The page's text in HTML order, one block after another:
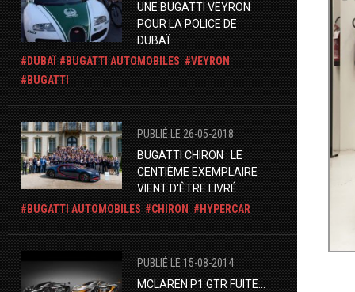
UNE BUGATTI VEYRON
POUR LA POLICE DE
DUBAÏ.
DUBAÏ
BUGATTI AUTOMOBILES
VEYRON
BUGATTI
PUBLIÉ LE 26-05-2018
BUGATTI CHIRON : LE
CENTIÈME EXEMPLAIRE
VIENT D'ÊTRE LIVRÉ
BUGATTI AUTOMOBILES
CHIRON HYPERCAR
PUBLIÉ LE 15-08-2014
MCLAREN P1 GTR FUITE...